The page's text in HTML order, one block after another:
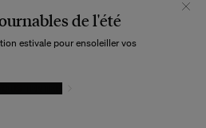
de l'été
estivale pour ensoleiller vos